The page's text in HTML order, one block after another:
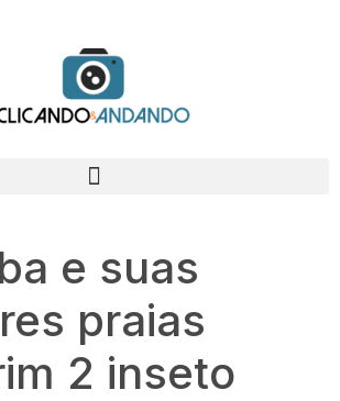
e suas
praias
2 inseto